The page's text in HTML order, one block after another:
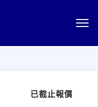
已截止報價